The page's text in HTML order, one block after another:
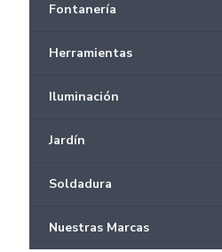
Fontanería
Herramientas
Iluminación
Jardín
Soldadura
Nuestras Marcas